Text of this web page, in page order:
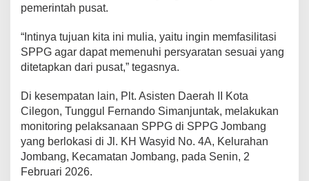
g
i
G
r
t
pemerintah pusat.
“Intinya tujuan kita ini mulia, yaitu ingin memfasilitasi
SPPG agar dapat memenuhi persyaratan sesuai yang
ditetapkan dari pusat,” tegasnya.
Di kesempatan lain, Plt. Asisten Daerah II Kota
Cilegon, Tunggul Fernando Simanjuntak, melakukan
monitoring pelaksanaan SPPG di SPPG Jombang
yang berlokasi di Jl. KH Wasyid No. 4A, Kelurahan
Jombang, Kecamatan Jombang, pada Senin, 2
Februari 2026.